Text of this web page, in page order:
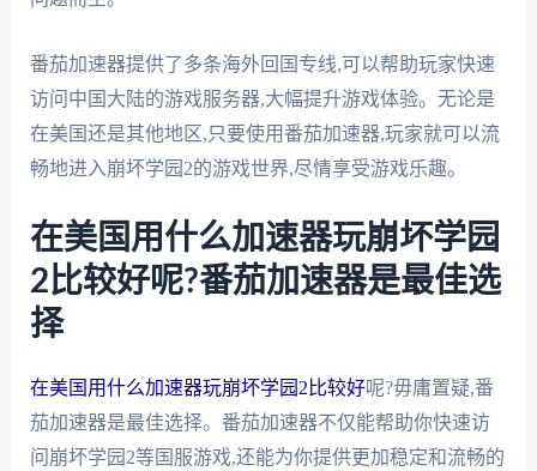
番茄加速器提供了多条海外回国专线,可以帮助玩家快速
访问中国大陆的游戏服务器,大幅提升游戏体验。无论是
在美国还是其他地区,只要使用番茄加速器,玩家就可以流
畅地进入崩坏学园2的游戏世界,尽情享受游戏乐趣。
在美国用什么加速器玩崩坏学园
2比较好呢?番茄加速器是最佳选
择
在美国用什么加速器玩崩坏学园2比较好呢?毋庸置疑,番
茄加速器是最佳选择。番茄加速器不仅能帮助你快速访
问崩坏学园2等国服游戏,还能为你提供更加稳定和流畅的